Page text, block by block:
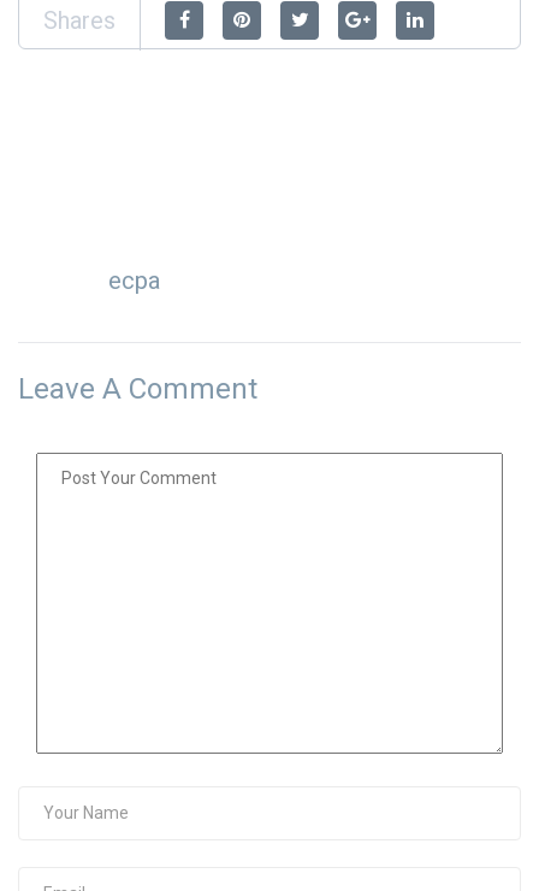
Shares
ecpa
Leave A Comment